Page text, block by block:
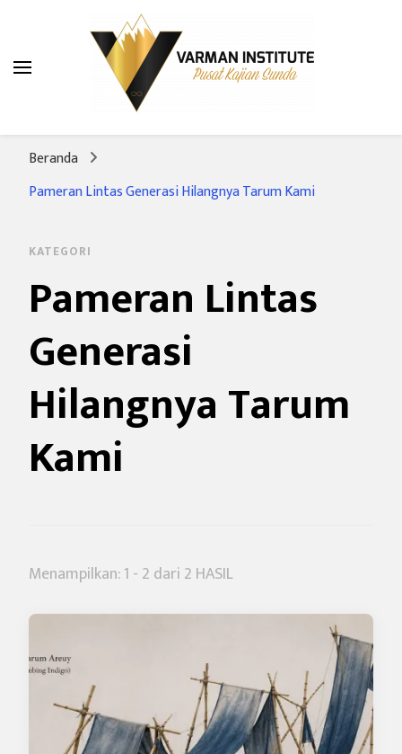
Varman Institute
Pusat Kajian Sunda
Beranda
Pameran Lintas Generasi Hilangnya Tarum Kami
KATEGORI
Pameran Lintas
Generasi
Hilangnya Tarum
Kami
Menampilkan: 1 - 2 dari 2 HASIL